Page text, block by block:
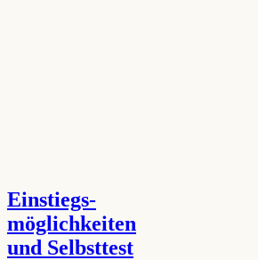
Einstiegs-
möglichkeiten
und Selbsttest